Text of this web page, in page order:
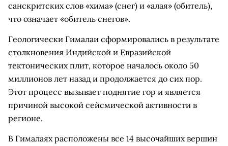
санскритских слов «хима» (снег) и «алая» (обитель),
что означает «обитель снегов».
Геологически Гималаи сформировались в результате
столкновения Индийской и Евразийской
тектонических плит, которое началось около 50
миллионов лет назад и продолжается до сих пор.
Этот процесс вызывает поднятие гор и является
причиной высокой сейсмической активности в
регионе.
В Гималаях расположены все 14 высочайших вершин